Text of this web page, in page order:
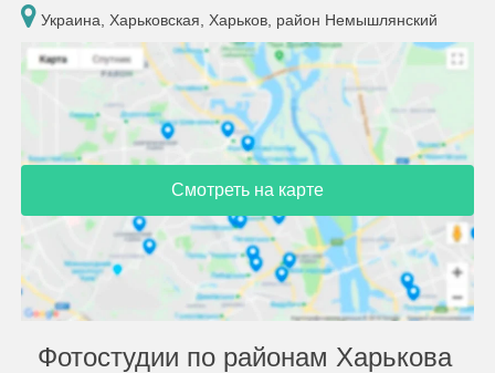
Украина, Харьковская, Харьков, район Немышлянский
Смотреть на карте
Фотостудии по районам Харькова